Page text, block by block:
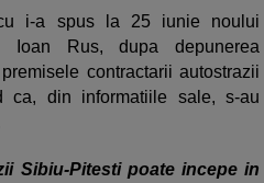
i-a spus la 25 iunie noului
Ioan Rus, dupa depunerea
contractarii autostrazii
ca, din informatiile sale, s-au
Sibiu-Pitesti poate incepe in